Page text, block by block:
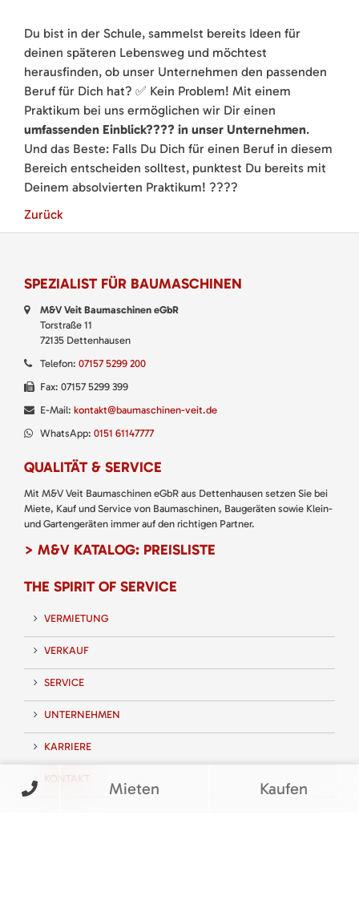
Du bist in der Schule, sammelst bereits Ideen für
deinen späteren Lebensweg und möchtest
herausfinden, ob unser Unternehmen den passenden
Beruf für Dich hat? ✅ Kein Problem! Mit einem
Praktikum bei uns ermöglichen wir Dir einen
umfassenden Einblick???? in unser Unternehmen.
Und das Beste: Falls Du Dich für einen Beruf in diesem
Bereich entscheiden solltest, punktest Du bereits mit
Deinem absolvierten Praktikum! ????
Zurück
SPEZIALIST FÜR BAUMASCHINEN
M&V Veit Baumaschinen eGbR
Torstraße 11
72135 Dettenhausen
Telefon: 07157 5299 200
Fax: 07157 5299 399
E-Mail: kontakt@baumaschinen-veit.de
WhatsApp: 0151 61147777
QUALITÄT & SERVICE
Mit M&V Veit Baumaschinen eGbR aus Dettenhausen setzen Sie bei
Miete, Kauf und Service von Baumaschinen, Baugeräten sowie Klein-
und Gartengeräten immer auf den richtigen Partner.
> M&V KATALOG: PREISLISTE
THE SPIRIT OF SERVICE
VERMIETUNG
VERKAUF
SERVICE
UNTERNEHMEN
KARRIERE
KONTAKT
Mieten Kaufen